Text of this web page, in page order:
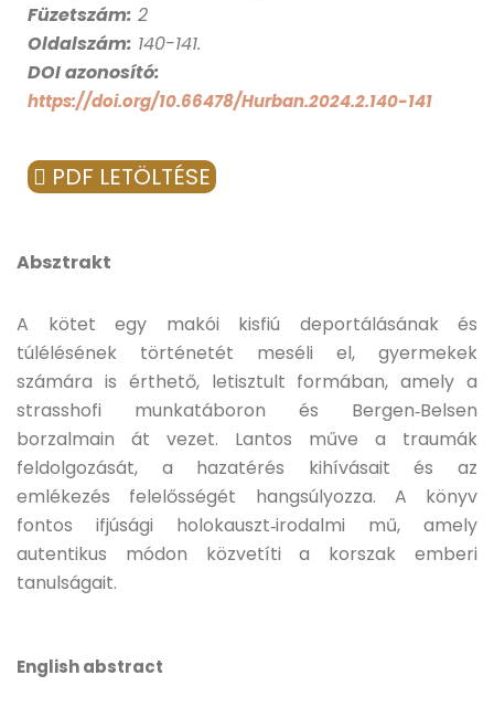
Füzetszám: 2
Oldalszám: 140-141.
DOI azonosító:
https://doi.org/10.66478/Hurban.2024.2.140-141
PDF LETÖLTÉSE
Absztrakt
A kötet egy makói kisfiú deportálásának és
túlélésének történetét meséli el, gyermekek
számára is érthető, letisztult formában, amely a
strasshofi munkatáboron és Bergen‑Belsen
borzalmain át vezet. Lantos műve a traumák
feldolgozását, a hazatérés kihívásait és az
emlékezés felelősségét hangsúlyozza. A könyv
fontos ifjúsági holokauszt‑irodalmi mű, amely
autentikus módon közvetíti a korszak emberi
tanulságait.
English abstract